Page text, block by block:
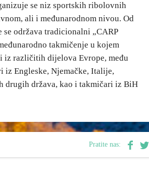
se niz sportskih ribolovnih
ali i međunarodnom nivou. Od
se održava tradicionalni „CARP
takmičenje u kojem
iz različitih dijelova Evrope, među
iz Engleske, Njemačke, Italije,
drugih država, kao i takmičari iz BiH
Pratite nas: